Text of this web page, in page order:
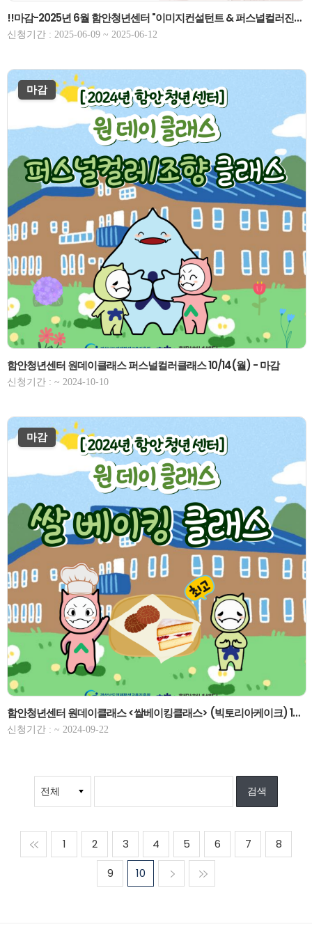
!!마감-2025년 6월 함안청년센터 "이미지컨설턴트 & 퍼스널컬러진단" 원데이 클래스 모집 6/17(화)-마감!!
신청기간 : 2025-06-09 ~ 2025-06-12
마감
함안청년센터 원데이클래스 퍼스널컬러클래스 10/14(월) - 마감
신청기간 : ~ 2024-10-10
마감
함안청년센터 원데이클래스 <쌀베이킹클래스> (빅토리아케이크) 10/24(목) -마감
신청기간 : ~ 2024-09-22
맨처음
1 2 3 4 5 6 7
8
9
10 다음